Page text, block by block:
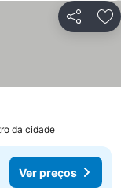
Partilhar
da cidade
Ver preços